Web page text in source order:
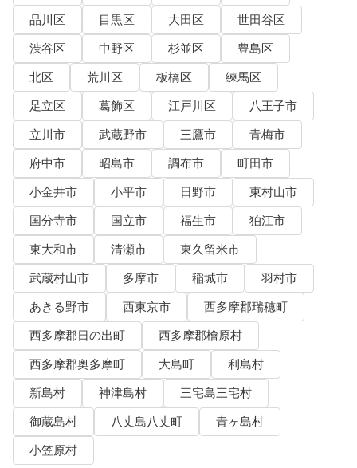
品川区
目黒区 大田区
世田谷区
渋谷区
中野区 杉並区
豊島区
北区
荒川区 板橋区
練馬区
足立区
葛飾区 江戸川区
八王子市
立川市
武蔵野市 三鷹市
青梅市
府中市
昭島市 調布市
町田市
小金井市
小平市 日野市
東村山市
国分寺市
国立市 福生市
狛江市
東大和市
清瀬市
東久留米市
武蔵村山市
多摩市 稲城市
羽村市
あきる野市
西東京市
西多摩郡瑞穂町
西多摩郡日の出町
西多摩郡檜原村
西多摩郡奥多摩町
大島町
利島村
新島村
神津島村
三宅島三宅村
御蔵島村
八丈島八丈町
青ヶ島村
小笠原村